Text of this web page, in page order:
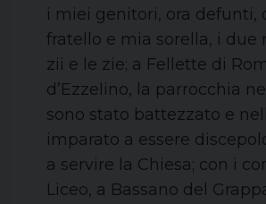
i miei genitori, ora defunti,
fratello e mia sorella, i due
zii e le zie; a Fellette di
d’Ezzelino, la parrocchia
sono stato battezzato e
imparato a essere
a servire la Chiesa; con i
Liceo, a Bassano del